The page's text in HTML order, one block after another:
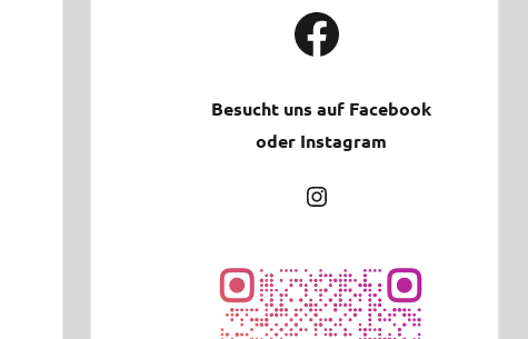
Facebook
Besucht uns auf Facebook
oder Instagram
Instagram